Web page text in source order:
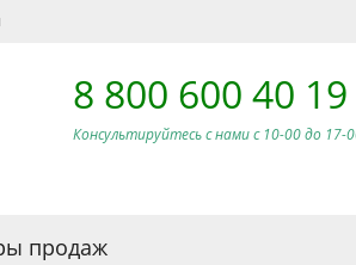
8 800 600 40 19
Консультируйтесь с нами c 10-00 до 17-
продаж